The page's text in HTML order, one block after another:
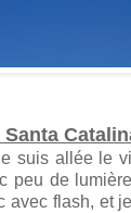
suis allée le
peu de
avec flash, et